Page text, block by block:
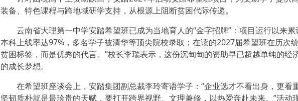
装备、特色课程与跨地域研学支持，从根源上阻断贫困代际传递。
云南省大理第一中学安踏希望班已成为当地育人的“金字招牌”：项目运行以来
本科上线率达97%，多名学子被清华等顶尖院校录取；在读的2027届希望班在历次
贫困标签，而是优秀的代言。”校长李瑞表示，这份沉甸甸的资助早已超越单纯的
的成长梦想。
在希望班座谈会上，安踏集团副总裁李玲寄语学子：“企业选才不看出身，更看
坚韧质朴就是最珍贵的天赋，要打开跨界视野、文理兼修，以热爱奔赴未来。”活